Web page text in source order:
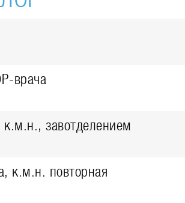
врача
к.м.н., завотделением
к.м.н. повторная